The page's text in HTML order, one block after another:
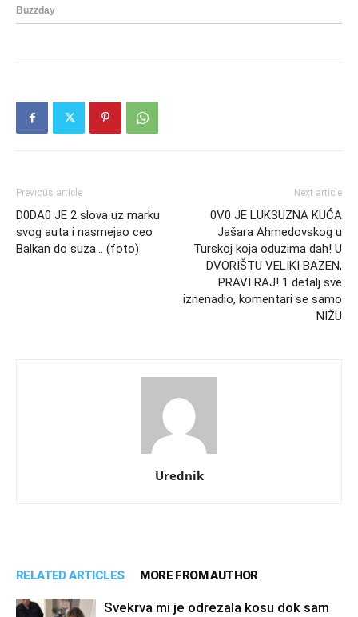
Previous article
D0DA0 JE 2 slova uz marku
svog auta i nasmejao ceo
Balkan do suza… (foto)
Next article
0V0 JE LUKSUZNA KUĆA
Jašara Ahmedovskog u
Turskoj koja oduzima dah! U
DVORIŠTU VELIKI BAZEN,
PRAVI RAJ! 1 detalj sve
iznenadio, komentari se samo
NIŽU
Urednik
RELATED ARTICLES MORE FROM AUTHOR
Svekrva mi je odrezala kosu dok sam